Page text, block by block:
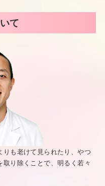
て
りも老けて見られたり、やつ
り除くことで、明るく若々